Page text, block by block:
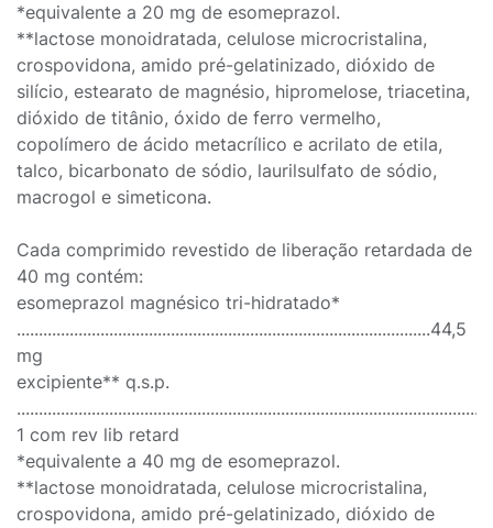
*equivalente a 20 mg de esomeprazol.
**lactose monoidratada, celulose microcristalina,
crospovidona, amido pré-gelatinizado, dióxido de
silício, estearato de magnésio, hipromelose, triacetina,
dióxido de titânio, óxido de ferro vermelho,
copolímero de ácido metacrílico e acrilato de etila,
talco, bicarbonato de sódio, laurilsulfato de sódio,
macrogol e simeticona.
Cada comprimido revestido de liberação retardada de
40 mg contém:
esomeprazol magnésico tri-hidratado*
..............................................................................................44,5
mg
excipiente** q.s.p.
..........................................................................................................
1 com rev lib retard
*equivalente a 40 mg de esomeprazol.
**lactose monoidratada, celulose microcristalina,
crospovidona, amido pré-gelatinizado, dióxido de